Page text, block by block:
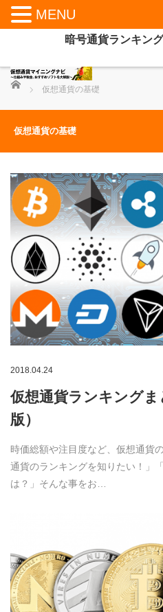
暗号通貨ランキン
ホーム
仮想通貨の基礎
仮想通貨の基礎
2018.04.24
仮想通貨ランキング
版）
時価総額や注目度など、仮想通貨
通貨のランキングを知りたい！」
は？」そんな事をお…
MENU